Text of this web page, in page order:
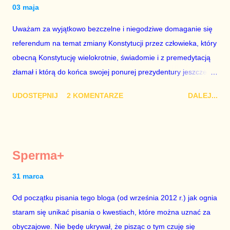
z roku 1951, czyli czasów stalinizmu. To pewnie dlatego, że nie
chciało mu przejść przez gardło pochwalenie gospodarczej
sytuacji naszego kraju z lat 2007-2015. Bardzo to małe i
smutne – niegodne premiera polskiego rządu. Generalnie, M...
03 maja
Uważam za wyjątkowo bezczelne i niegodziwe domaganie się
referendum na temat zmiany Konstytucji przez człowieka, który
obecną Konstytucję wielokrotnie, świadomie i z premedytacją
złamał i którą do końca swojej ponurej prezydentury jeszcze
trwało pół roku, lokal do głosowania znajdował się w
mojej zgody. Prezydent Andrzej Duda zapowiedział, że złoży do
Senatu wniosek o dwudniowe referendum, które miałoby odbyć
nie chce – ani partia rządząca, ani partie opozycyjne. Jeśli w
siedzibie PiS zapadnie decyzja, aby głosować zgodnie z wolą
UDOSTĘPNIJ 2 KOMENTARZE DALEJ...
Sperma+
31 marca
Od początku pisania tego bloga (od września 2012 r.) jak ognia
staram się unikać pisania o kwestiach, które można uznać za
obyczajowe. Nie będę ukrywał, że pisząc o tym czuję się